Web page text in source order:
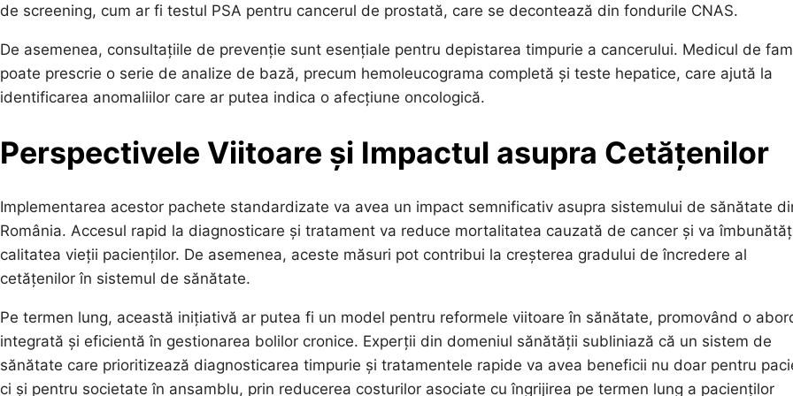
de screening, cum ar fi testul PSA pentru cancerul de prostată, care se decontează din fondurile CNAS.
De asemenea, consultațiile de prevenție sunt esențiale pentru depistarea timpurie a cancerului. Medicul de
poate prescrie o serie de analize de bază, precum hemoleucograma completă și teste hepatice, care ajută la
identificarea anomaliilor care ar putea indica o afecțiune oncologică.
Perspectivele Viitoare și Impactul asupra Cetățenilor
Implementarea acestor pachete standardizate va avea un impact semnificativ asupra sistemului de sănătate
România. Accesul rapid la diagnosticare și tratament va reduce mortalitatea cauzată de cancer și va
calitatea vieții pacienților. De asemenea, aceste măsuri pot contribui la creșterea gradului de încredere al
cetățenilor în sistemul de sănătate.
Pe termen lung, această inițiativă ar putea fi un model pentru reformele viitoare în sănătate, promovând o
integrată și eficientă în gestionarea bolilor cronice. Experții din domeniul sănătății subliniază că un sistem de
sănătate care prioritizează diagnosticarea timpurie și tratamentele rapide va avea beneficii nu doar pentru
ci și pentru societate în ansamblu, prin reducerea costurilor asociate cu îngrijirea pe termen lung a pacienților